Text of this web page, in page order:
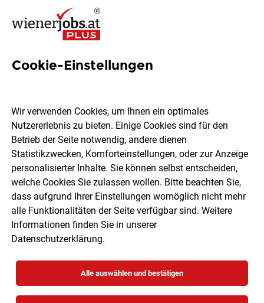
BACKBOX- & Regalbetreuer
280, 1150 Wien
HOFER KG
Wien Teilzeit 04.08.2026
Cookie-Einstellungen
Wir verwenden Cookies, um Ihnen ein optimales
Nutzererlebnis zu bieten. Einige Cookies sind für den
Betrieb der Seite notwendig, andere dienen
Statistikzwecken, Komforteinstellungen, oder zur Anzeige
personalisierter Inhalte. Sie können selbst entscheiden,
welche Cookies Sie zulassen wollen. Bitte beachten Sie,
dass aufgrund Ihrer Einstellungen womöglich nicht mehr
alle Funktionalitäten der Seite verfügbar sind. Weitere
Informationen finden Sie in unserer
Datenschutzerklärung.
Alle auswählen und bestätigen